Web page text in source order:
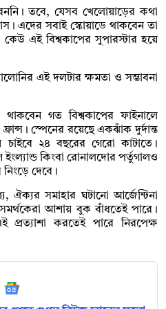
তবে, যেসব খেলোয়াড়ের কথা
এদের সবাই স্কোয়াডে থাকবেন তা
এই বিশ্বকাপের সুপারস্টার হয়ে
এই দলটার ক্ষমতা ও সম্ভাবনা
গত বিশ্বকাপের ফাইনালে
স্পেনের রয়েছে একঝাঁক দুর্দান্ত
চাইবে ২৪ বছরের গেরো কাটাতে।
ইংল্যান্ড কিংবা রোনালদোর পর্তুগালও
নিংড়ে দেবে।
সমাহার ঘটানো আর্জেন্টিনা
আশায় বুক বাঁধতেই পারে।
করতেই পারে নিরপেক্ষ